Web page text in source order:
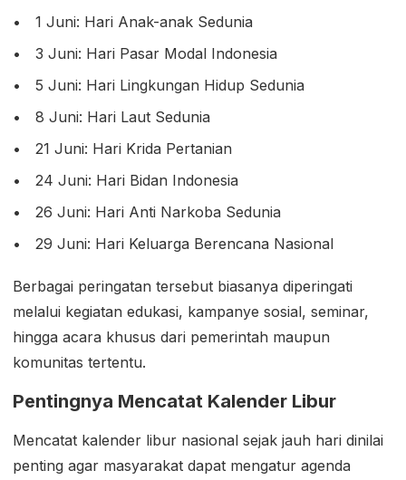
1 Juni: Hari Anak-anak Sedunia
3 Juni: Hari Pasar Modal Indonesia
5 Juni: Hari Lingkungan Hidup Sedunia
8 Juni: Hari Laut Sedunia
21 Juni: Hari Krida Pertanian
24 Juni: Hari Bidan Indonesia
26 Juni: Hari Anti Narkoba Sedunia
29 Juni: Hari Keluarga Berencana Nasional
Berbagai peringatan tersebut biasanya diperingati
melalui kegiatan edukasi, kampanye sosial, seminar,
hingga acara khusus dari pemerintah maupun
komunitas tertentu.
Pentingnya Mencatat Kalender Libur
Mencatat kalender libur nasional sejak jauh hari dinilai
penting agar masyarakat dapat mengatur agenda